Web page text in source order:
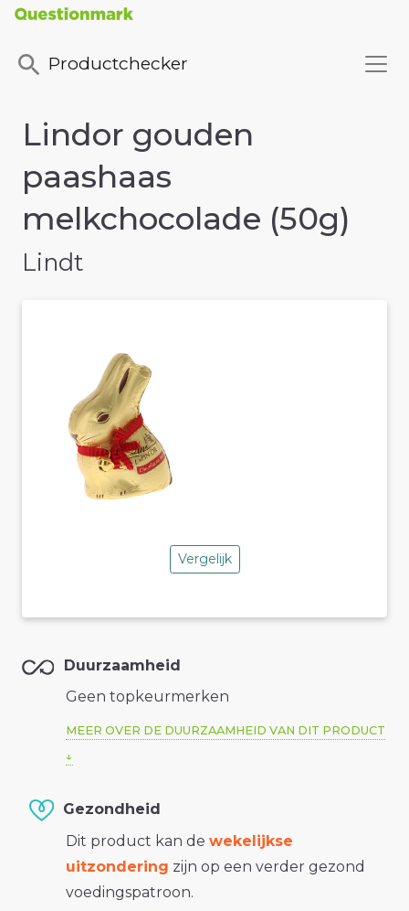
Productchecker
Lindor gouden
paashaas
melkchocolade (50g)
Lindt
Vergelijk
Duurzaamheid
Geen topkeurmerken
MEER OVER DE DUURZAAMHEID VAN DIT PRODUCT
Gezondheid
Dit product kan de wekelijkse
uitzondering zijn op een verder gezond
voedingspatroon.